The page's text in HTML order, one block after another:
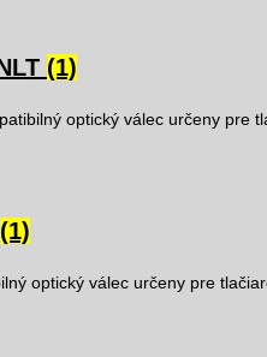
(1)
optický válec určeny pre
(1)
optický válec určeny pre